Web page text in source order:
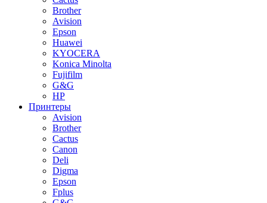
Brother
Avision
Epson
Huawei
KYOCERA
Konica Minolta
Fujifilm
G&G
HP
Принтеры
Avision
Brother
Cactus
Canon
Deli
Digma
Epson
Fplus